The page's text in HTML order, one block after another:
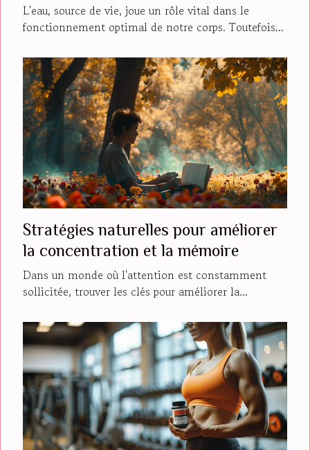
L'eau, source de vie, joue un rôle vital dans le
fonctionnement optimal de notre corps. Toutefois...
Stratégies naturelles pour améliorer
la concentration et la mémoire
Dans un monde où l'attention est constamment
sollicitée, trouver les clés pour améliorer la...